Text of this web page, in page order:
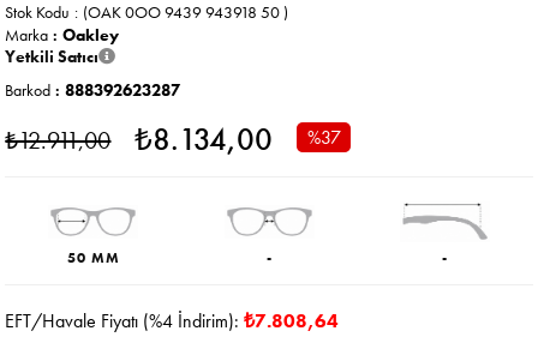
(OAK 0OO 9439 943918 50 )
Stok Kodu
Marka : Oakley
Yetkili Satıcı
Barkod : 888392623287
₺12.911,00 ₺8.134,00 %37
50 MM - -
EFT/Havale Fiyatı (%4 İndirim):₺7.808,64